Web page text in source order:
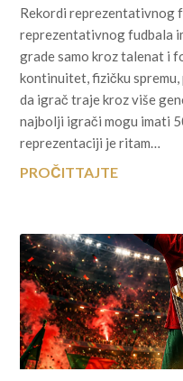
Rekordi reprezentativnog
reprezentativnog fudbala
grade samo kroz talenat i
kontinuitet, fizičku
da igrač traje kroz više
najbolji igrači mogu imati
reprezentaciji je ritam…
PROČITTAJTE